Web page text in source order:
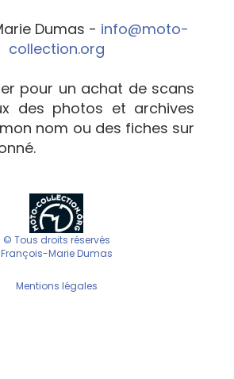
Dumas - info@moto-
collection.org
pour un achat de scans
des photos et archives
nom ou des fiches sur
© Tous droits réservés
François-Marie Dumas
Mentions légales